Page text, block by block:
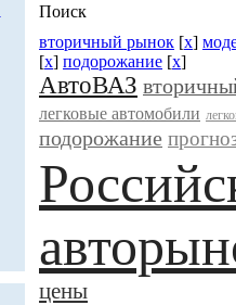
Поиск
вторичный рынок [x]
[x] подорожание [x]
АвтоВАЗ
легковые автомобили
подорожание
цены